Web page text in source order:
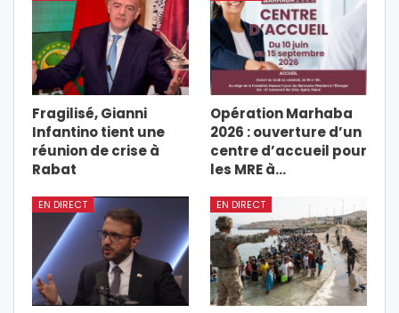
Fragilisé, Gianni
Infantino tient une
réunion de crise à
Rabat
Opération Marhaba
2026 : ouverture d’un
centre d’accueil pour
les MRE à…
EN DIRECT EN DIRECT